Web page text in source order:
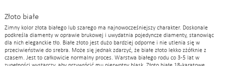
Złoto białe
Zimny kolor złota białego lub szarego ma najnowocześniejszy charakter. Doskonale
podkreśla diamenty w oprawie brukowej i uwydatnia pojedyncze diamenty, stanowiąc
dla nich eleganckie tło. Białe złoto jest dużo bardziej odporne i nie utlenia się w
przeciwieństwie do srebra. Może się jednak zdarzyć, że białe złoto lekko zżółknie z
czasem. Jest to całkowicie normalny proces. Warstwa białego rodu co 3-5 lat w